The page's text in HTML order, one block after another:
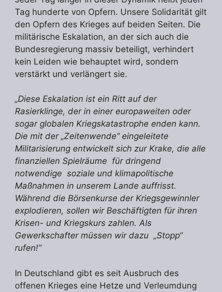
Tag hunderte von Opfern. Unsere Solidarität gilt
den Opfern des Krieges auf beiden Seiten. Die
militärische Eskalation, an der sich auch die
Bundesregierung massiv beteiligt, verhindert
kein Leiden wie behauptet wird, sondern
verstärkt und verlängert sie.
„Diese Eskalation ist ein Ritt auf der
Rasierklinge, der in einer europaweiten oder
sogar globalen Kriegskatastrophe enden kann.
Die mit der „Zeitenwende“ eingeleitete
Militarisierung entwickelt sich zur Krake, die alle
finanziellen Spielräume für dringend
notwendige soziale und klimapolitische
Maßnahmen in unserem Lande auffrisst.
Während die Börsenkurse der Kriegsgewinnler
explodieren, sollen wir Beschäftigten für ihren
Krisen- und Kriegskurs zahlen. Als
Gewerkschafter müssen wir dazu „Stopp“
rufen!“
In Deutschland gibt es seit Ausbruch des
offenen Krieges eine Hetze und Verleumdung